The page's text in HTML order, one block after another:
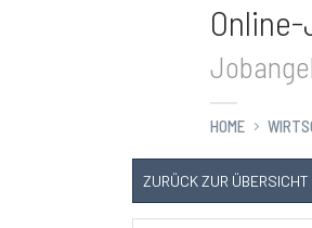
HOME
ZURÜCK ZUR ÜBERSICHT